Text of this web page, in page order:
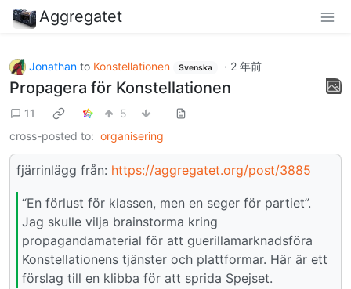
Aggregatet
Jonathan to Konstellationen Svenska · 2 年前
Propagera för Konstellationen
11
5
cross-posted to: organisering
fjärrinlägg från: https://aggregatet.org/post/3885
“En förlust för klassen, men en seger för partiet”.
Jag skulle vilja brainstorma kring
propagandamaterial för att guerillamarknadsföra
Konstellationens tjänster och plattformar. Här är ett
förslag till en klibba för att sprida Spejset.